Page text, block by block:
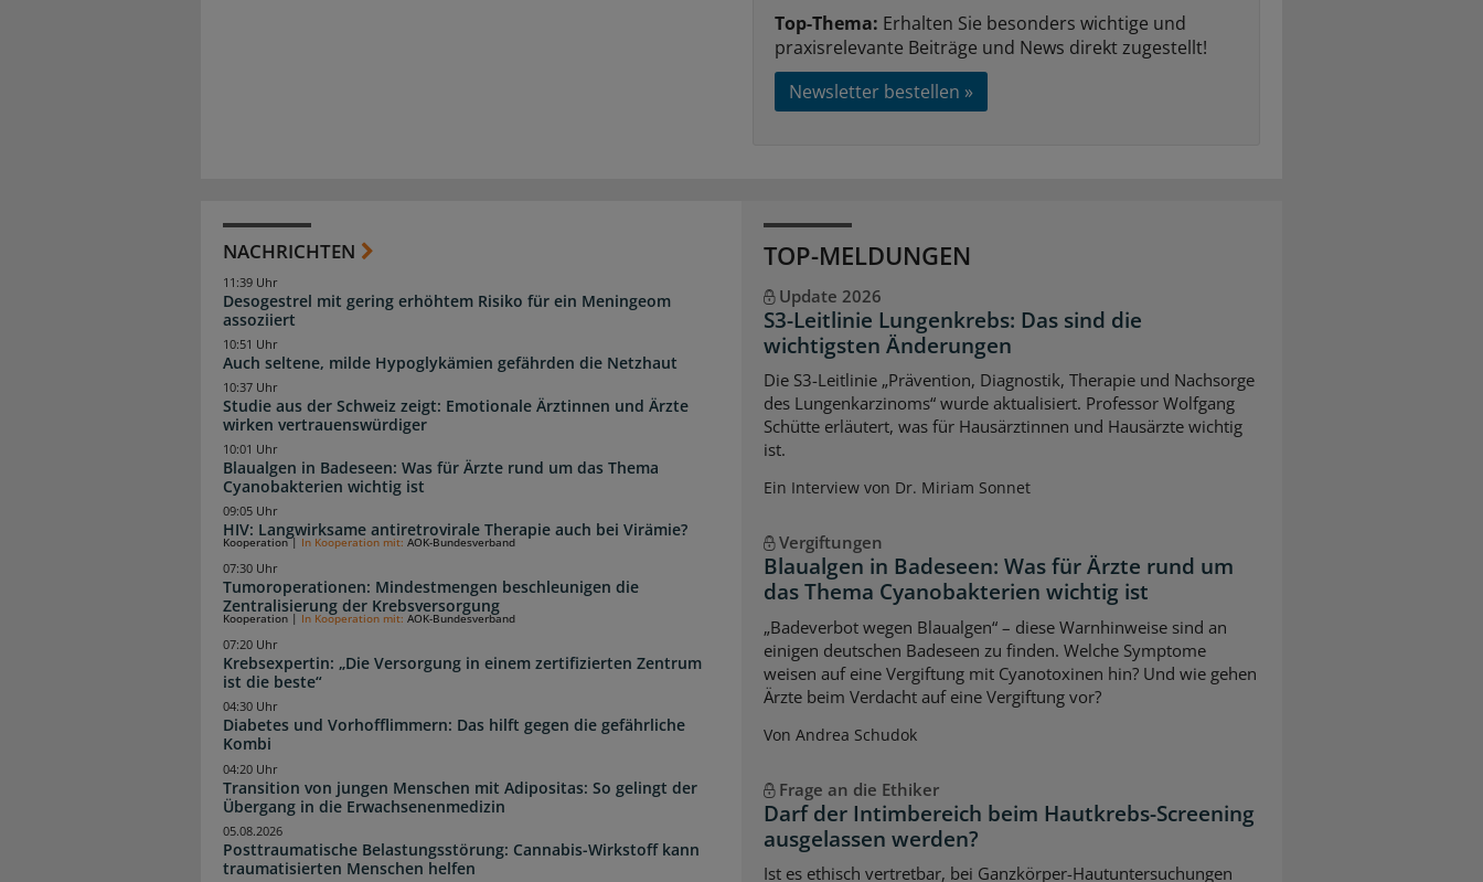
Top-Thema: Erhalten Sie besonders wichtige und
praxisrelevante Beiträge und News direkt zugestellt!
Newsletter bestellen »
NACHRICHTEN
Desogestrel mit gering erhöhtem Risiko für ein Meningeom
assoziiert
11:39 Uhr
Auch seltene, milde Hypoglykämien gefährden die Netzhaut
10:51 Uhr
Studie aus der Schweiz zeigt: Emotionale Ärztinnen und Ärzte
wirken vertrauenswürdiger
10:37 Uhr
Blaualgen in Badeseen: Was für Ärzte rund um das Thema
Cyanobakterien wichtig ist
10:01 Uhr
HIV: Langwirksame antiretrovirale Therapie auch bei Virämie?
09:05 Uhr
Tumoroperationen: Mindestmengen beschleunigen die
Zentralisierung der Krebsversorgung
Kooperation| In Kooperation mit: AOK-Bundesverband
07:30 Uhr
Krebsexpertin: „Die Versorgung in einem zertifizierten Zentrum
ist die beste“
Kooperation In Kooperation mit: AOK-Bundesverband
07:20 Uhr
Diabetes und Vorhofflimmern: Das hilft gegen die gefährliche
Kombi
04:30 Uhr
Transition von jungen Menschen mit Adipositas: So gelingt der
Übergang in die Erwachsenenmedizin
04:20 Uhr
Posttraumatische Belastungsstörung: Cannabis-Wirkstoff kann
traumatisierten Menschen helfen
05.08.2026
TOP-MELDUNGEN
Update 2026
S3-Leitlinie Lungenkrebs: Das sind die
wichtigsten Änderungen
Die S3-Leitlinie „Prävention, Diagnostik, Therapie und Nachsorge
des Lungenkarzinoms“ wurde aktualisiert. Professor Wolfgang
Schütte erläutert, was für Hausärztinnen und Hausärzte wichtig
ist.
Ein Interview von Dr. Miriam Sonnet
Vergiftungen
Blaualgen in Badeseen: Was für Ärzte rund um
das Thema Cyanobakterien wichtig ist
„Badeverbot wegen Blaualgen“ – diese Warnhinweise sind an
einigen deutschen Badeseen zu finden. Welche Symptome
weisen auf eine Vergiftung mit Cyanotoxinen hin? Und wie gehen
Ärzte beim Verdacht auf eine Vergiftung vor?
Von Andrea Schudok
Frage an die Ethiker
Darf der Intimbereich beim Hautkrebs-Screening
ausgelassen werden?
Ist es ethisch vertretbar, bei Ganzkörper-Hautuntersuchungen